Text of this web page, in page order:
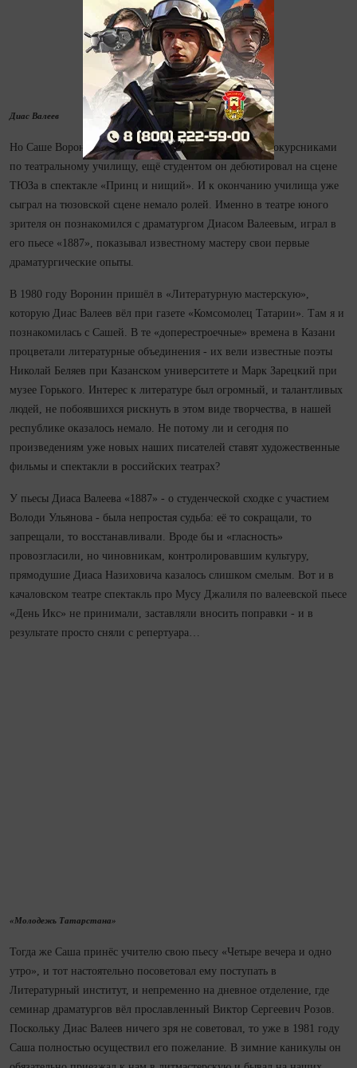
Диас Валеев
Но Саше Воронину повезло не только с учителями и сокурсниками
по театральному училищу, ещё студентом он дебютировал на сцене
ТЮЗа в спектакле «Принц и нищий». И к окончанию училища уже
сыграл на тюзовской сцене немало ролей. Именно в театре юного
зрителя он познакомился с драматургом Диасом Валеевым, играл в
его пьесе «1887», показывал известному мастеру свои первые
драматургические опыты.
В 1980 году Воронин пришёл в «Литературную мастерскую»,
которую Диас Валеев вёл при газете «Комсомолец Татарии». Там я и
познакомилась с Сашей. В те «доперестроечные» времена в Казани
процветали литературные объединения - их вели известные поэты
Николай Беляев при Казанском университете и Марк Зарецкий при
музее Горького. Интерес к литературе был огромный, и талантливых
людей, не побоявшихся рискнуть в этом виде творчества, в нашей
республике оказалось немало. Не потому ли и сегодня по
произведениям уже новых наших писателей ставят художественные
фильмы и спектакли в российских театрах?
У пьесы Диаса Валеева «1887» - о студенческой сходке с участием
Володи Ульянова - была непростая судьба: её то сокращали, то
запрещали, то восстанавливали. Вроде бы и «гласность»
провозгласили, но чиновникам, контролировавшим культуру,
прямодушие Диаса Назиховича казалось слишком смелым. Вот и в
качаловском театре спектакль про Мусу Джалиля по валеевской пьесе
«День Икс» не принимали, заставляли вносить поправки - и в
результате просто сняли с репертуара…
«Молодежь Татарстана»
Тогда же Саша принёс учителю свою пьесу «Четыре вечера и одно
утро», и тот настоятельно посоветовал ему поступать в
Литературный институт, и непременно на дневное отделение, где
семинар драматургов вёл прославленный Виктор Сергеевич Розов.
Поскольку Диас Валеев ничего зря не советовал, то уже в 1981 году
Саша полностью осуществил его пожелание. В зимние каникулы он